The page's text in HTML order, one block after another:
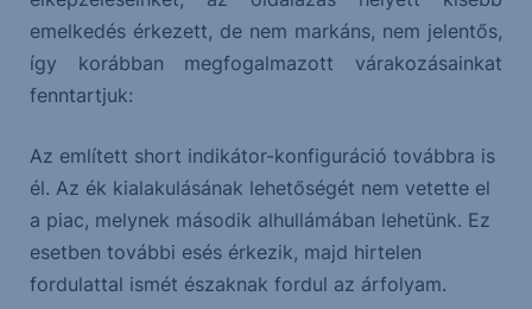
emelkedés érkezett, de nem markáns, nem jelentős,
így korábban megfogalmazott várakozásainkat
fenntartjuk:
Az említett short indikátor-konfiguráció továbbra is
él. Az ék kialakulásának lehetőségét nem vetette el
a piac, melynek második alhullámában lehetünk. Ez
esetben további esés érkezik, majd hirtelen
fordulattal ismét északnak fordul az árfolyam.